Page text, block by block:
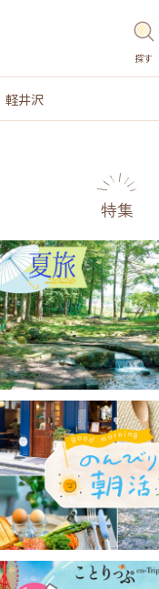
探す
軽井沢
温泉・スパ
特集